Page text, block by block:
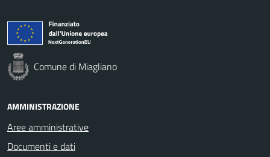
Comune di Miagliano
AMMINISTRAZIONE
Aree amministrative
Documenti e dati